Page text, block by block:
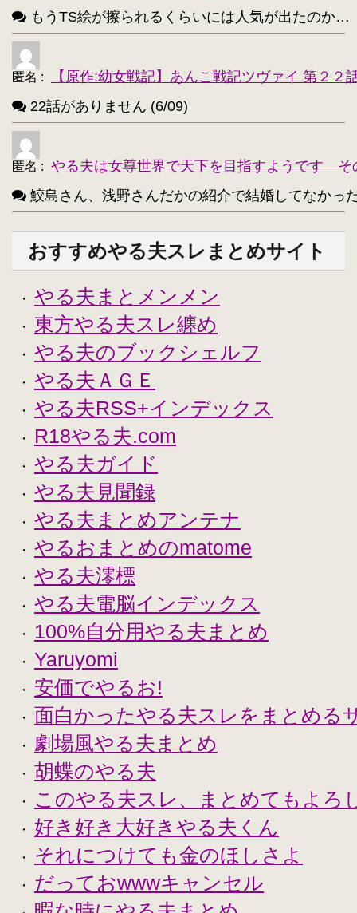
もうTS絵が擦られるくらいには人気が出たのか…
匿名 :
【原作:幼女戦記】あんこ戦記ツヴァイ 第２２
22話がありません (6/09)
匿名 : やる夫は女尊世界で天下を目指すようです そ
鮫島さん、浅野さんだかの紹介で結婚してなかっ
おすすめやる夫スレまとめサイト
・ やる夫まとメンメン
・ 東方やる夫スレ纏め
・ やる夫のブックシェルフ
・ やる夫ＡＧＥ
・ やる夫RSS+インデックス
・ R18やる夫.com
・ やる夫ガイド
・ やる夫見聞録
・ やる夫まとめアンテナ
・ やるおまとめのmatome
・ やる夫澪標
・ やる夫電脳インデックス
・ 100%自分用やる夫まとめ
・ Yaruyomi
・ 安価でやるお!
・ 面白かったやる夫スレをまとめる
・ 劇場風やる夫まとめ
・ 胡蝶のやる夫
・ このやる夫スレ、まとめてもよろ
・ 好き好き大好きやる夫くん
・ それにつけても金のほしさよ
・ だっておwwwキャンセル